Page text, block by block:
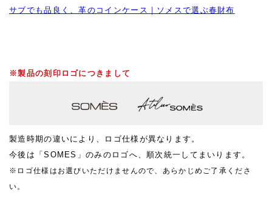
サブでも品良く、革のコインケース｜ソメスで選ぶ春財布
※製品の刻印ロゴにつきまして
製造時期の違いにより、ロゴ仕様が異なります。
今後は「SOMES」のみのロゴへ、順次統一してまいります。
※ロゴ仕様はお選びいただけませんので、あらかじめご了承くださ
い。